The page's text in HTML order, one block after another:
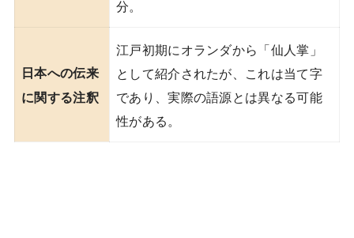
分。
日本への伝来
に関する注釈
江戸初期にオランダから「仙人掌」
として紹介されたが、これは当て字
であり、実際の語源とは異なる可能
性がある。